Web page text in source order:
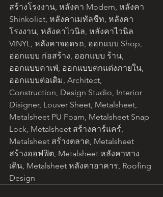
สร้างโรงงาน, หลังคา Modern, หลังคา
Shinkoliet, หลังคาเมทัลชีท, หลังคา
โรงงาน, หลังคาไวนิล, หลังคาไวนิล
VINYL, หลังคาจอดรถ, ออกแบบ Shop,
ออกแบบ ก่อสร้าง, ออกแบบ ร้าน,
ออกแบบคาเฟ่, ออกแบบตกแต่งภายใน,
ออกแบบต่อเติม, Architect,
Construction, Design Studio, Interior
Disigner, Louver Sheet, Metalsheet,
Metalsheet PU Foam, Metalsheet Snap
Lock, Metalsheet สร้างคาร์แคร์,
Metalsheet สร้างตลาด, Metalsheet
สร้างออฟฟิต, Metalsheet หลังคาทาง
เดิน, Metalsheet หลังคาอาคาร, Roofing
Design